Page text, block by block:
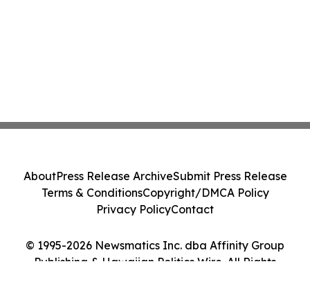
© 1995-2026 Newsmatics Inc. dba Affinity Group
Publishing & Hawaiian Politics Wire. All Rights
AboutPress Release ArchiveSubmit Press Release
Terms & ConditionsCopyright/DMCA Policy
Privacy PolicyContact